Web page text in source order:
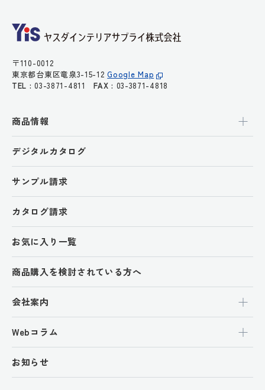
〒110-0012
東京都台東区竜泉3-15-12Google Map
TEL : 03-3871-4811FAX : 03-3871-4818
商品情報
デジタルカタログ
サンプル請求
カタログ請求
お気に入り一覧
商品購入を検討されている方へ
会社案内
Webコラム
お知らせ